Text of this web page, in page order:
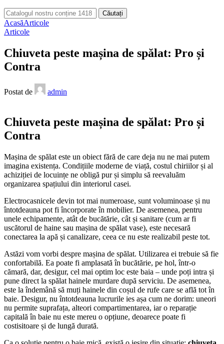
Căutați
AcasăArticole
Articole
Chiuveta peste mașina de spălat: Pro și
Contra
Postat de admin
Chiuveta peste mașina de spălat: Pro și
Contra
Mașina de spălat este un obiect fără de care deja nu ne mai putem
imagina existența. Condițiile moderne de viață, costul chiriilor și al
achiziției de locuințe ne obligă pur și simplu să reevaluăm
organizarea spațiului din interiorul casei.
Electrocasnicele devin tot mai numeroase, sunt voluminoase și nu
întotdeauna pot fi încorporate în mobilier. De asemenea, pentru
unele echipamente, atât de bucătărie, cât și sanitare (cum ar fi
uscătorul de haine sau mașina de spălat vase), este necesară
conectarea la apă și canalizare, ceea ce nu este realizabil peste tot.
Astăzi vom vorbi despre mașina de spălat. Utilizarea ei trebuie să fie
confortabilă. Ea poate fi amplasată în bucătărie, pe hol, într-o
cămară, dar, desigur, cel mai optim loc este baia – unde poți intra și
pune direct la spălat hainele murdare după serviciu. De asemenea,
este la îndemână să muți hainele din coșul de rufe care se află tot în
baie. Desigur, nu întotdeauna lucrurile ies așa cum ne dorim: uneori
nu permite suprafața, alteori compartimentarea, iar o reparație
capitală în baie nu este mereu o opțiune, deoarece poate fi
costisitoare și de lungă durată.